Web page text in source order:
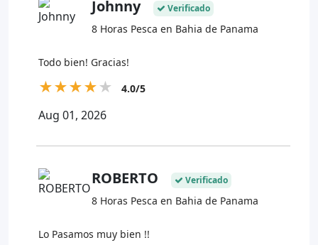
Johnny Verificado
8 Horas Pesca en Bahia de Panama
Todo bien! Gracias!
★★★★★ 4.0/5
Aug 01, 2026
ROBERTO Verificado
8 Horas Pesca en Bahia de Panama
Lo Pasamos muy bien !!